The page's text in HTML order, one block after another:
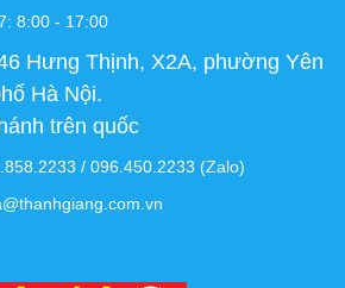
8:00 - 17:00
Hưng Thịnh, X2A, phường Yên
Hà Nội.
trên quốc
/ 096.450.2233 (Zalo)